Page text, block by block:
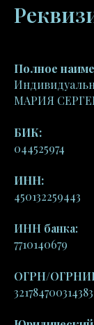
Полное
МАРИЯ
БИК:
044525974
ИНН:
450132259443
ИНН банка:
7710140679
ОГРН/
321784700314383